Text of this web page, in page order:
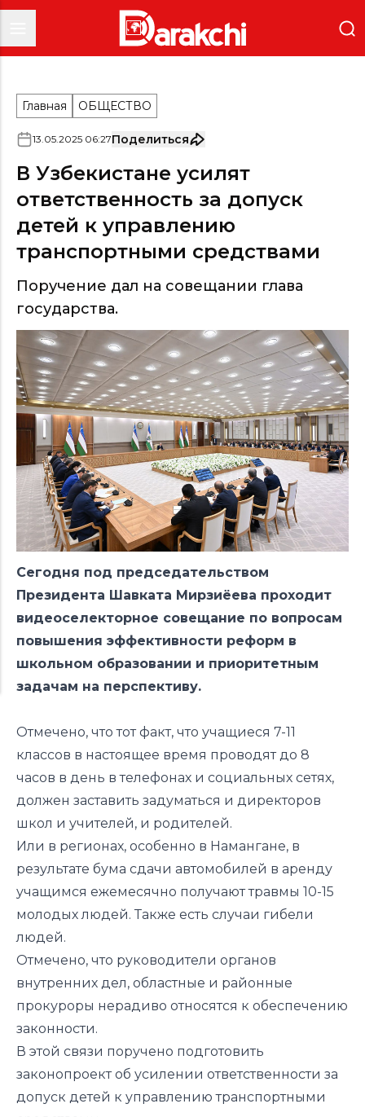
Главная ОБЩЕСТВО
13.05.2025 06:27Поделиться
В Узбекистане усилят
ответственность за допуск
детей к управлению
транспортными средствами
Поручение дал на совещании глава
государства.
Сегодня под председательством
Президента Шавката Мирзиёева проходит
видеоселекторное совещание по вопросам
повышения эффективности реформ в
школьном образовании и приоритетным
задачам на перспективу.
Отмечено, что тот факт, что учащиеся 7-11
классов в настоящее время проводят до 8
часов в день в телефонах и социальных сетях,
должен заставить задуматься и директоров
школ и учителей, и родителей.
Или в регионах, особенно в Намангане, в
результате бума сдачи автомобилей в аренду
учащимся ежемесячно получают травмы 10-15
молодых людей. Также есть случаи гибели
людей.
Отмечено, что руководители органов
внутренних дел, областные и районные
прокуроры нерадиво относятся к обеспечению
законности.
В этой связи поручено подготовить
законопроект об усилении ответственности за
допуск детей к управлению транспортными